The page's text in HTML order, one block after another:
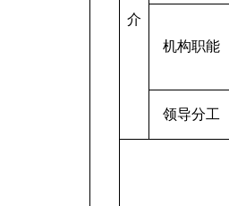
介
机构职能
领导分工